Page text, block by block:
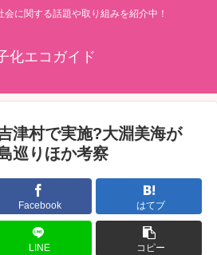
会に関する話題や取り組みを紹介中！
化エコガイド
津村で実施?大淵美海が
巡りほか考察
Facebook はてブ
LINE コピー